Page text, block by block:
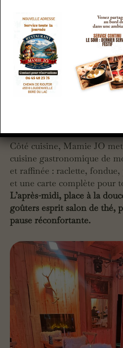
Côté cuisine, Mamie JO
cuisine gastronomique de
et raffinée : raclette,
et une carte complète pour
L’après-midi, place à la
goûters esprit salon de thé,
pause réconfortante.